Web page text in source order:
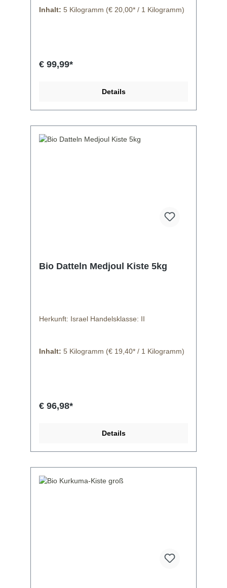
Inhalt: 5 Kilogramm (€ 20,00* / 1 Kilogramm)
€ 99,99*
Details
Bio Datteln Medjoul Kiste 5kg
Herkunft: Israel Handelsklasse: II
Inhalt: 5 Kilogramm (€ 19,40* / 1 Kilogramm)
€ 96,98*
Details